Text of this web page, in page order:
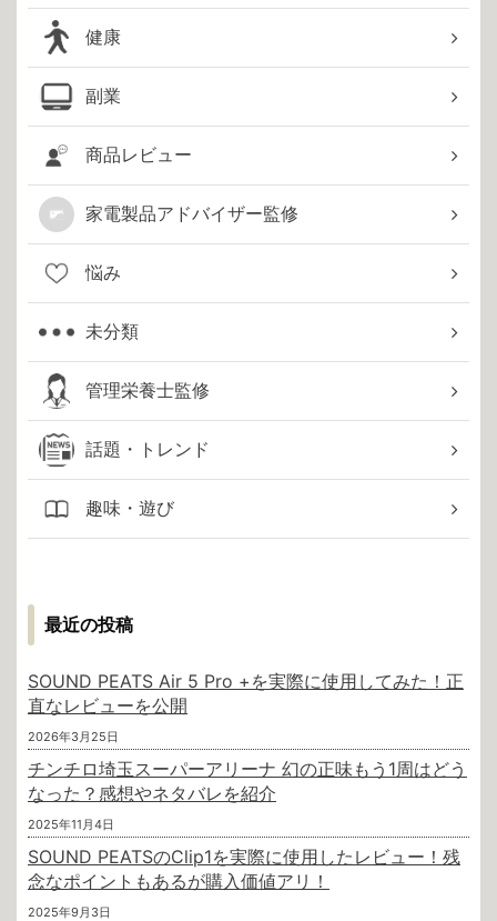
健康
副業
商品レビュー
家電製品アドバイザー監修
悩み
未分類
管理栄養士監修
話題・トレンド
趣味・遊び
最近の投稿
SOUND PEATS Air 5 Pro +を実際に使用してみた！正
直なレビューを公開
2026年3月25日
チンチロ埼玉スーパーアリーナ 幻の正味もう1周はどう
なった？感想やネタバレを紹介
2025年11月4日
SOUND PEATSのClip1を実際に使用したレビュー！残
念なポイントもあるが購入価値アリ！
2025年9月3日